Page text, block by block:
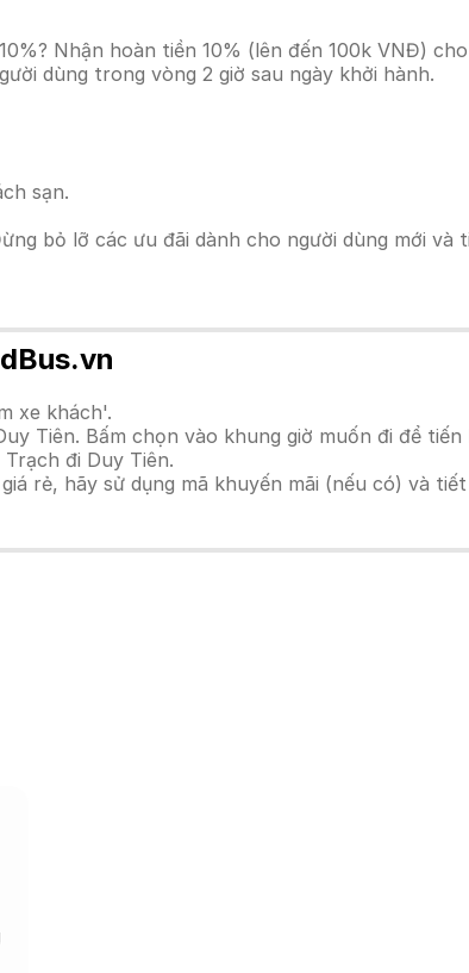
Nhận hoàn tiền 10% (lên đến 100k VNĐ)
dùng trong vòng 2 giờ sau ngày khởi hành.
sạn.
bỏ lỡ các ưu đãi dành cho người dùng mới và
xe khách'.
Tiên. Bấm chọn vào khung giờ muốn đi để tiến
đi Duy Tiên.
rẻ, hãy sử dụng mã khuyến mãi (nếu có) và